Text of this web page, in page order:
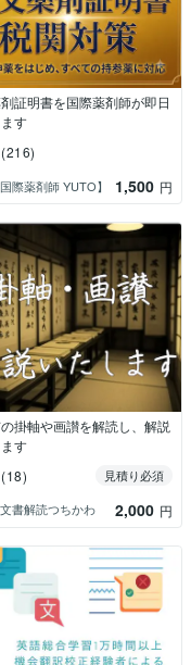
証明書を国際薬剤師が即日
す
(216)
国際薬剤師 YUTO】 1,500 円
掛軸や画讃を解読し、解説
す
(18)
見積り必須
書解読つちかわ
2,000 円